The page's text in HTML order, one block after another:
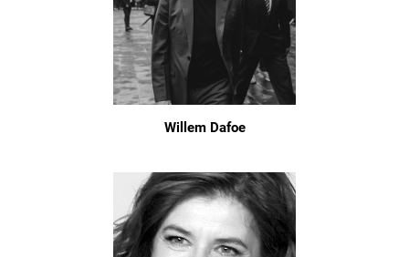
Willem Dafoe